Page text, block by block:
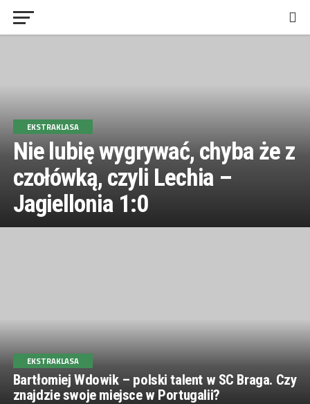
EKSTRAKLASA
Nie lubię wygrywać, chyba że z
czołówką, czyli Lechia –
Jagiellonia 1:0
EKSTRAKLASA
Bartłomiej Wdowik – polski talent w SC Braga. Czy
znajdzie swoje miejsce w Portugalii?